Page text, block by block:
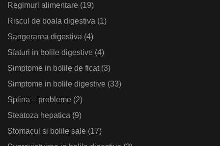
Regimuri alimentare (19)
Riscul de boala digestiva (1)
Sangerarea digestiva (4)
Sfaturi in bolile digestive (4)
Simptome in bolile de ficat(3)
Simptome in bolile digestive (33)
Splina – probleme (2)
Steatoza hepatica (9)
Stomacul si bolile sale (17)